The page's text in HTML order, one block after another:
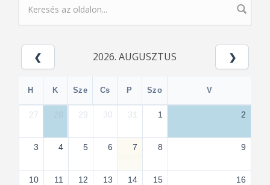
KERESÉS ŰRLAP
2026. AUGUSZTUS
H K Sze Cs P Szo V
27 29 30 31 1 2
3 4 5 6 7 8 9
10 11 12 13 14 15 16